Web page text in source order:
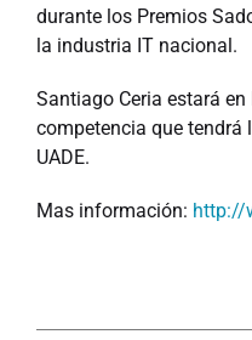
durante los Premios
la industria IT nacional.
Santiago Ceria estará
competencia que tendrá
UADE.
Mas información: http://